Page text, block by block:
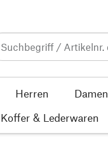
Herren Damen
Koffer & Lederwaren